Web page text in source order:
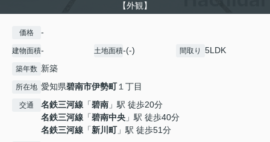
【外観】
価格 -
建物面積- 土地面積-(-) 間取り 5LDK
築年数 新築
所在地 愛知県碧南市伊勢町１丁目
交通 名鉄三河線 「碧南 」駅 徒歩20分
名鉄三河線 「碧南中央 」駅 徒歩40分
名鉄三河線 「新川町」駅 徒歩51分